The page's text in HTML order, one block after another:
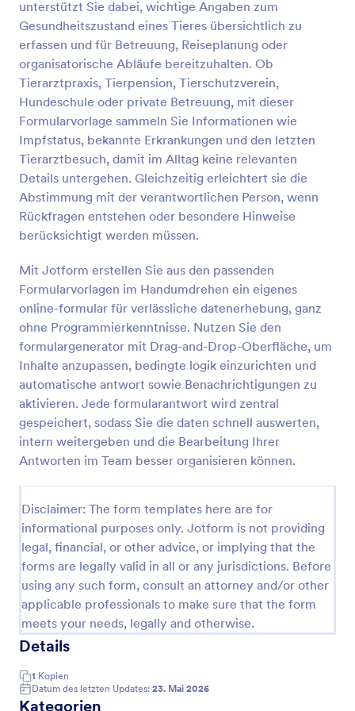
unterstützt Sie dabei, wichtige Angaben zum
Gesundheitszustand eines Tieres übersichtlich zu
erfassen und für Betreuung, Reiseplanung oder
organisatorische Abläufe bereitzuhalten. Ob
Tierarztpraxis, Tierpension, Tierschutzverein,
Hundeschule oder private Betreuung, mit dieser
Formularvorlage sammeln Sie Informationen wie
Impfstatus, bekannte Erkrankungen und den letzten
Tierarztbesuch, damit im Alltag keine relevanten
Details untergehen. Gleichzeitig erleichtert sie die
Abstimmung mit der verantwortlichen Person, wenn
Rückfragen entstehen oder besondere Hinweise
berücksichtigt werden müssen.
Mit Jotform erstellen Sie aus den passenden
Formularvorlagen im Handumdrehen ein eigenes
online-formular für verlässliche datenerhebung, ganz
ohne Programmierkenntnisse. Nutzen Sie den
formulargenerator mit Drag-and-Drop-Oberfläche, um
Inhalte anzupassen, bedingte logik einzurichten und
automatische antwort sowie Benachrichtigungen zu
aktivieren. Jede formularantwort wird zentral
gespeichert, sodass Sie die daten schnell auswerten,
intern weitergeben und die Bearbeitung Ihrer
Antworten im Team besser organisieren können.
Disclaimer: The form templates here are for
informational purposes only. Jotform is not providing
legal, financial, or other advice, or implying that the
forms are legally valid in all or any jurisdictions. Before
using any such form, consult an attorney and/or other
applicable professionals to make sure that the form
meets your needs, legally and otherwise.
Details
1 Kopien
Datum des letzten Updates: 23. Mai 2026
Kategorien
Vorschau
Tierärztliche Patientenakte Formular
Das Tierärztliche Patientenakte Formular erleichtert
Tierarztpraxen die digitale Datenerfassung zu Tier
und Halter, damit Behandlungen, Befunde und
Nachsorge über Jotform klar dokumentiert und als
Formularantwort verwaltet werden können.
Go to Category:
Formulare für Tierärzte
Vorlage verwenden
Vorschau